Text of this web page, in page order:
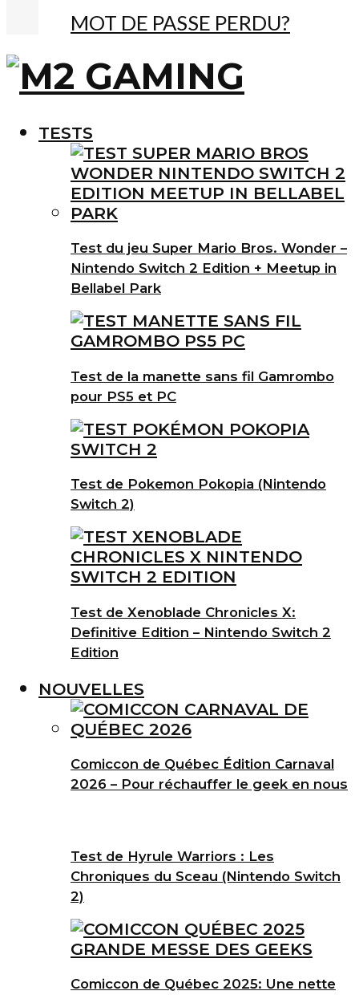
MOT DE PASSE PERDU?
TESTS
Test du jeu Super Mario Bros. Wonder –
Nintendo Switch 2 Edition + Meetup in
Bellabel Park
Test de la manette sans fil Gamrombo
pour PS5 et PC
Test de Pokemon Pokopia (Nintendo
Switch 2)
Test de Xenoblade Chronicles X:
Definitive Edition – Nintendo Switch 2
Edition
NOUVELLES
Comiccon de Québec Édition Carnaval
2026 – Pour réchauffer le geek en nous
Test de Hyrule Warriors : Les
Chroniques du Sceau (Nintendo Switch
2)
Comiccon de Québec 2025: Une nette